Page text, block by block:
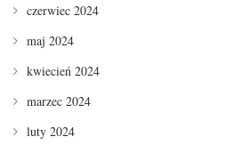
czerwiec 2024
maj 2024
kwiecień 2024
marzec 2024
luty 2024